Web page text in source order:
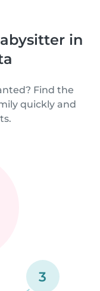
in
Find the
quickly and
3